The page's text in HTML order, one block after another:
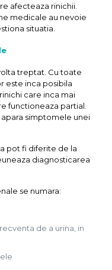
afecteaza rinichii.
medicale au nevoie
situatia.
treptat. Cu toate
este inca posibila
care inca mai
functioneaza partial.
simptomele unei
pot fi diferite de la
diagnosticarea
se numara:
de a urina, in